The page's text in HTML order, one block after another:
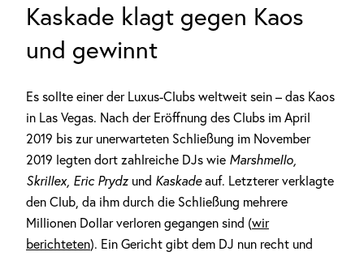
Kaskade klagt gegen Kaos
und gewinnt
Es sollte einer der Luxus-Clubs weltweit sein – das Kaos
in Las Vegas. Nach der Eröffnung des Clubs im April
2019 bis zur unerwarteten Schließung im November
2019 legten dort zahlreiche DJs wie Marshmello,
Skrillex, Eric Prydz und Kaskadeauf. Letzterer verklagte
den Club, da ihm durch die Schließung mehrere
Millionen Dollar verloren gegangen sind (wir
berichteten). Ein Gericht gibt dem DJ nun recht und